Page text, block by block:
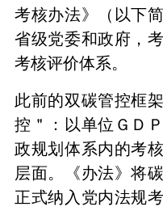
考核办法》（以下
省级党委和政府，
考核评价体系。
此前的双碳管控框
控＂：以单位ＧＤ
政规划体系内的考
层面。《办法》将
正式纳入党内法规